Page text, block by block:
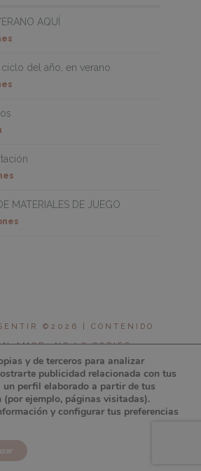
AQUÍ
del año, en verano
MATERIALES DE JUEGO
©2026 | CONTENIDO
AMOR, NO LO COPIES.
ES ♥︎ | DISEÑO: BIZKITS
y de terceros para analizar
publicidad relacionada con tus
un perfil elaborado a partir de tus
(por ejemplo, páginas visitadas).
y configurar tus preferencias